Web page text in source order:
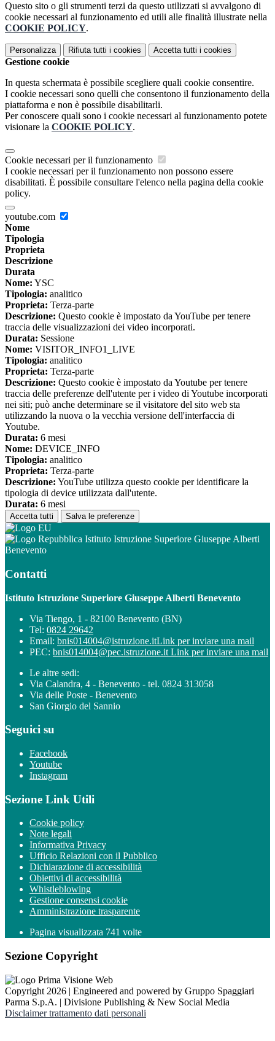
Questo sito o gli strumenti terzi da questo utilizzati si avvalgono di
cookie necessari al funzionamento ed utili alle finalità illustrate nella
COOKIE POLICY.
Personalizza Rifiuta tutti i cookies Accetta tutti i cookies
Gestione cookie
In questa schermata è possibile scegliere quali cookie consentire.
I cookie necessari sono quelli che consentono il funzionamento della
piattaforma e non è possibile disabilitarli.
Per conoscere quali sono i cookie necessari al funzionamento potete
visionare la COOKIE POLICY.
Cookie necessari per il funzionamento
I cookie necessari per il funzionamento non possono essere
disabilitati. È possibile consultare l'elenco nella pagina della cookie
policy.
youtube.com
Nome
Tipologia
Proprieta
Descrizione
Durata
Nome: YSC
Tipologia: analitico
Proprieta: Terza-parte
Descrizione: Questo cookie è impostato da YouTube per tenere
traccia delle visualizzazioni dei video incorporati.
Durata: Sessione
Nome: VISITOR_INFO1_LIVE
Tipologia: analitico
Proprieta: Terza-parte
Descrizione: Questo cookie è impostato da Youtube per tenere
traccia delle preferenze dell'utente per i video di Youtube incorporati
nei siti; può anche determinare se il visitatore del sito web sta
utilizzando la nuova o la vecchia versione dell'interfaccia di
Youtube.
Durata: 6 mesi
Nome: DEVICE_INFO
Tipologia: analitico
Proprieta: Terza-parte
Descrizione: YouTube utilizza questo cookie per identificare la
tipologia di device utilizzata dall'utente.
Durata: 6 mesi
Accetta tutti Salva le preferenze
Istituto Istruzione Superiore Giuseppe Alberti
Benevento
Contatti
Istituto Istruzione Superiore Giuseppe Alberti Benevento
Via Tiengo, 1 - 82100 Benevento (BN)
Tel: 0824 29642
Email: bnis014004@istruzione.itLink per inviare una mail
PEC: bnis014004@pec.istruzione.it Link per inviare una mail
Le altre sedi:
Via Calandra, 4 - Benevento - tel. 0824 313058
Via delle Poste - Benevento
San Giorgio del Sannio
Seguici su
Facebook
Youtube
Instagram
Sezione Link Utili
Cookie policy
Note legali
Informativa Privacy
Ufficio Relazioni con il Pubblico
Dichiarazione di accessibilità
Obiettivi di accessibilità
Whistleblowing
Gestione consensi cookie
Amministrazione trasparente
Pagina visualizzata 741 volte
Sezione Copyright
Copyright 2026 | Engineered and powered by Gruppo Spaggiari
Parma S.p.A. | Divisione Publishing & New Social Media
Disclaimer trattamento dati personali